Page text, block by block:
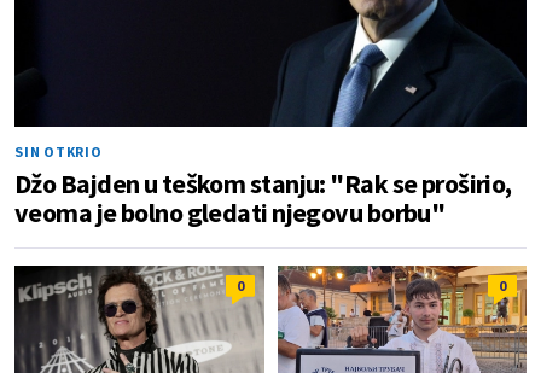
SIN OTKRIO
Džo Bajden u teškom stanju: "Rak se proširio,
veoma je bolno gledati njegovu borbu"
0 0